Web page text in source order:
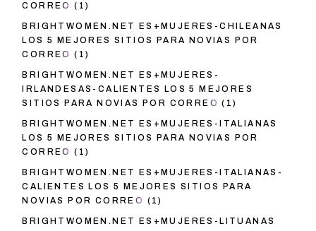
CORREO (1)
BRIGHTWOMEN.NET ES+MUJERES-CHILEANAS
LOS 5 MEJORES SITIOS PARA NOVIAS POR
CORREO (1)
BRIGHTWOMEN.NET ES+MUJERES-
IRLANDESAS-CALIENTES LOS 5 MEJORES
SITIOS PARA NOVIAS POR CORREO (1)
BRIGHTWOMEN.NET ES+MUJERES-ITALIANAS
LOS 5 MEJORES SITIOS PARA NOVIAS POR
CORREO (1)
BRIGHTWOMEN.NET ES+MUJERES-ITALIANAS-
CALIENTES LOS 5 MEJORES SITIOS PARA
NOVIAS POR CORREO (1)
BRIGHTWOMEN.NET ES+MUJERES-LITUANAS